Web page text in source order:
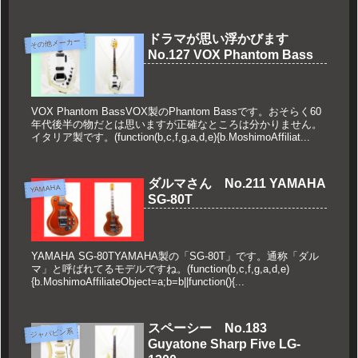
その他メーカー
ドラマが思い浮かびます
No.127 VOX Phantom Bass
VOX Phantom BassVOX製のPhantom Bassです。おそらく60
年代後半の物だとは思いますが正確なところは分かりません。
イタリア製です。(function(b,c,f,g,a,d,e){b.MoshimoAffiliat...
YAMAHA
ダルマさん No.211 YAMAHA
SG-80T
YAMAHA SG-80TYAMAHA製の「SG-80T」です。通称「ダル
マ」と呼ばれてるモデルですね。(function(b,c,f,g,a,d,e)
{b.MoshimoAffiliateObject=a;b=b||function(){...
ジャパビン系
スペーシー No.183
Guyatone Sharp Five LG-